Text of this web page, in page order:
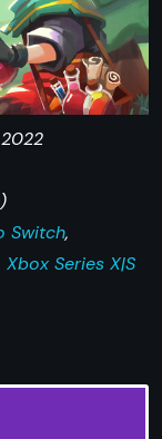
Switch,
Xbox Series X|S